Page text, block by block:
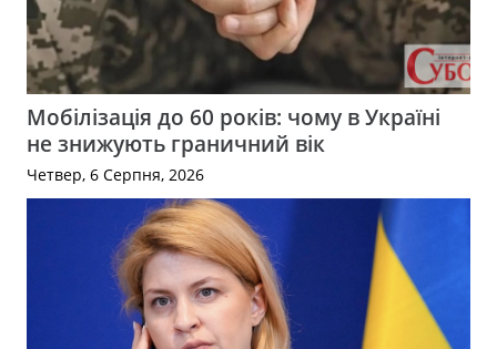
Мобілізація до 60 років: чому в Україні
не знижують граничний вік
Четвер, 6 Серпня, 2026